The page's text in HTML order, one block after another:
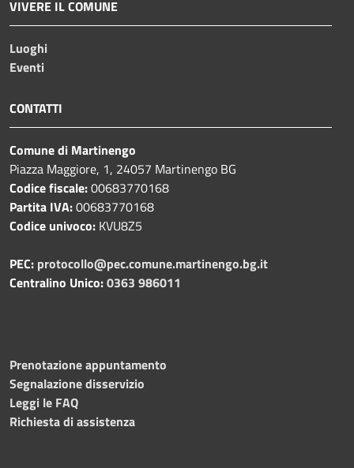
VIVERE IL COMUNE
Luoghi
Eventi
CONTATTI
Comune di Martinengo
Piazza Maggiore, 1, 24057 Martinengo BG
Codice fiscale:00683770168
Partita IVA:00683770168
Codice univoco: KVU8Z5
PEC: protocollo@pec.comune.martinengo.bg.it
Centralino Unico:0363 986011
Prenotazione appuntamento
Segnalazione disservizio
Leggi le FAQ
Richiesta di assistenza